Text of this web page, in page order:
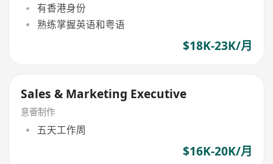
有香港身份
熟练掌握英语和粤语
$18K-23K/月
Sales & Marketing Executive
意薈制作
五天工作周
$16K-20K/月